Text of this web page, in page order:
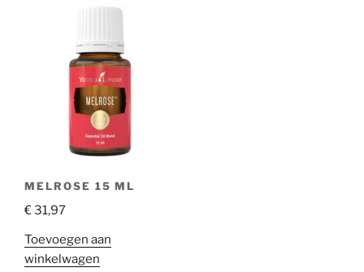
MELROSE 15 ML
€31,97
Toevoegen aan
winkelwagen